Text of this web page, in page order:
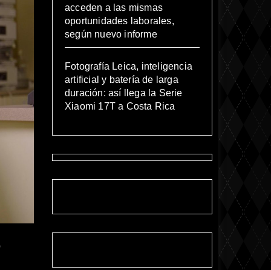
acceden a las mismas
oportunidades laborales,
según nuevo informe
Fotografía Leica, inteligencia
artificial y batería de larga
duración: así llega la Serie
Xiaomi 17T a Costa Rica